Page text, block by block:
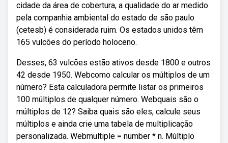
cidade da área de cobertura, a qualidade do ar medido
pela companhia ambiental do estado de são paulo
(cetesb) é considerada ruim. Os estados unidos têm
165 vulcões do período holoceno.
Desses, 63 vulcões estão ativos desde 1800 e outros
42 desde 1950. Webcomo calcular os múltiplos de um
número? Esta calculadora permite listar os primeiros
100 múltiplos de qualquer número. Webquais são o
múltiplos de 12? Saiba quais são eles, calcule seus
múltiplos e ainda crie uma tabela de multiplicação
personalizada. Webmultiple = number * n. Múltiplo